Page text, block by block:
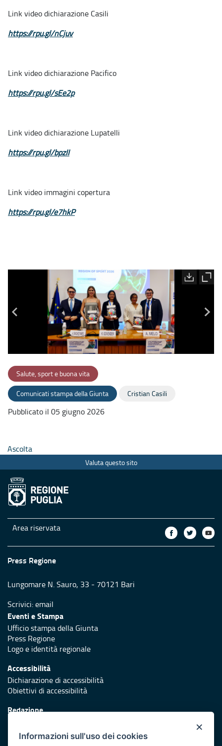
Link video dichiarazione Casili
https://rpu.gl/nCjuv
Link video dichiarazione Pacifico
https://rpu.gl/sEe2p
Link video dichiarazione Lupatelli
https://rpu.gl/bpzII
Link video immagini copertura
https://rpu.gl/e7hkP
Salute, sport e buona vita
Comunicati stampa della Giunta Cristian Casili
Pubblicato il 05 giugno 2026
Ascolta
Valuta questo sito
Area riservata
Press Regione
Lungomare N. Sauro, 33 - 70121 Bari
Scrivici:email
Eventi e Stampa
Ufficio stampa della Giunta
Press Regione
Logo e identità regionale
Accessibilità
Dichiarazione di accessibilità
Obiettivi di accessibilità
Redazione
Protezione civile
×
Informazioni sull'uso dei cookies